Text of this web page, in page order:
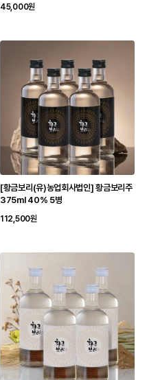
45,000원
[황금보리(유)농업회사법인] 황금보리주
375ml 40% 5병
112,500원